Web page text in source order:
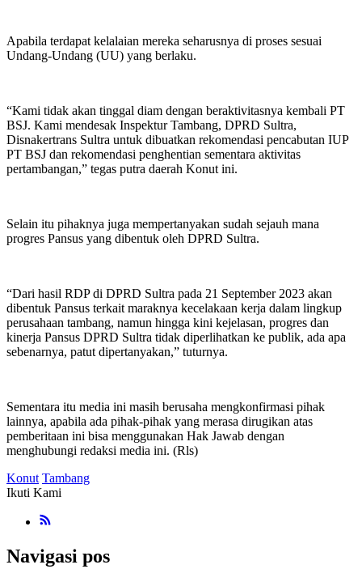
Apabila terdapat kelalaian mereka seharusnya di proses sesuai
Undang-Undang (UU) yang berlaku.
“Kami tidak akan tinggal diam dengan beraktivitasnya kembali PT
BSJ. Kami mendesak Inspektur Tambang, DPRD Sultra,
Disnakertrans Sultra untuk dibuatkan rekomendasi pencabutan IUP
PT BSJ dan rekomendasi penghentian sementara aktivitas
pertambangan,” tegas putra daerah Konut ini.
Selain itu pihaknya juga mempertanyakan sudah sejauh mana
progres Pansus yang dibentuk oleh DPRD Sultra.
“Dari hasil RDP di DPRD Sultra pada 21 September 2023 akan
dibentuk Pansus terkait maraknya kecelakaan kerja dalam lingkup
perusahaan tambang, namun hingga kini kejelasan, progres dan
kinerja Pansus DPRD Sultra tidak diperlihatkan ke publik, ada apa
sebenarnya, patut dipertanyakan,” tuturnya.
Sementara itu media ini masih berusaha mengkonfirmasi pihak
lainnya, apabila ada pihak-pihak yang merasa dirugikan atas
pemberitaan ini bisa menggunakan Hak Jawab dengan
menghubungi redaksi media ini. (Rls)
Konut Tambang
Ikuti Kami
Navigasi pos